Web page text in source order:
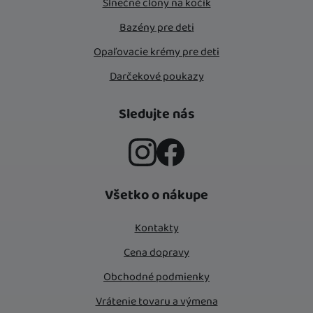
Bazény pre deti
Opaľovacie krémy pre deti
Darčekové poukazy
Sledujte nás
Všetko o nákupe
Kontakty
Cena dopravy
Obchodné podmienky
Vrátenie tovaru a výmena